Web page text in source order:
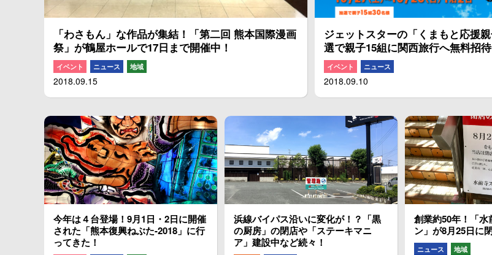
「わさもん」な作品が集結！「第二回 熊本国際漫画
祭」が鶴屋ホールで17日まで開催中！
イベント ニュース 地域
2018.09.15
ジェットスターの「くまもと応援
選で親子15組に関西旅行へ無料招待
イベント ニュース
2018.09.10
今年は４台登場！9月1日・2日に開催
された「熊本復興ねぶた-2018」に行
ってきた！
浜線バイパス沿いに変化が！？「黒
の厨房」の閉店や「ステーキマニ
ア」建設中など続々！
創業約50年！「
ン」が8月25日に
ニュース 地域